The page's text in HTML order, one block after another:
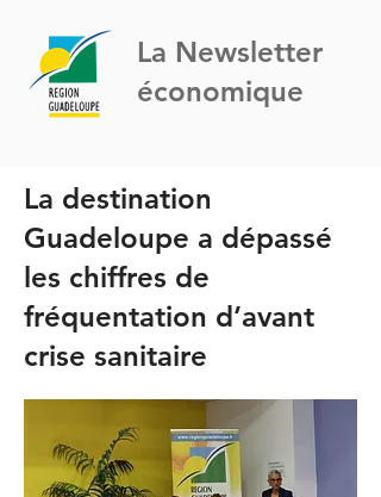
La Newsletter
économique
La destination
Guadeloupe a dépassé
les chiffres de
fréquentation d’avant
crise sanitaire